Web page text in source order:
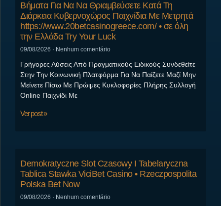
Βήματα Για Να Να Θριαμβεύσετε Κατά Τη
Διάρκεια Κυβερνοχώρος Παιχνίδια Με Μετρητά
https://www.20betcasinogreece.com/ • σε όλη
την Ελλάδα Try Your Luck
09/08/2026 Nenhum comentário
Γρήγορες Λύσεις Από Πραγματικούς Ειδικούς Συνδεθείτε
Στην Την Κοινωνική Πλατφόρμα Για Να Παίζετε Μαζί Μην
Μείνετε Πίσω Με Πρώιμες Κυκλοφορίες Πλήρης Συλλογή
Online Παιχνίδι Με
Ver post »
Demokratyczne Slot Czasowy I Tabelaryczna
Tablica Stawka ViciBet Casino • Rzeczpospolita
Polska Bet Now
09/08/2026 Nenhum comentário